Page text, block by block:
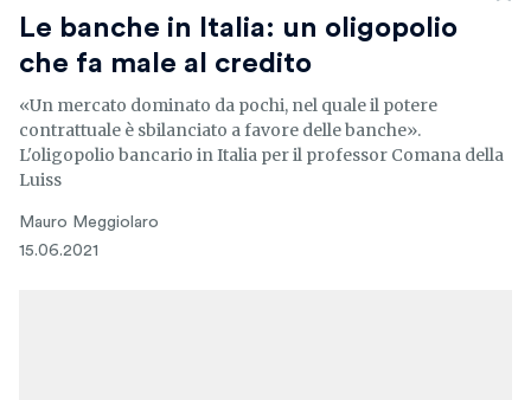
Le banche in Italia: un oligopolio
che fa male al credito
«Un mercato dominato da pochi, nel quale il potere
contrattuale è sbilanciato a favore delle banche».
L'oligopolio bancario in Italia per il professor Comana della
Luiss
Mauro Meggiolaro
15.06.2021